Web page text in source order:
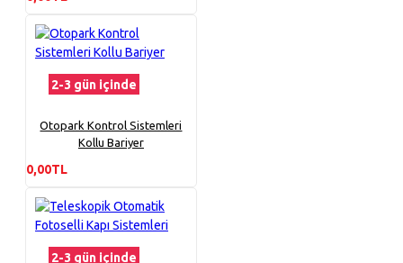
2-3 gün içinde
Otopark Kontrol Sistemleri
Kollu Bariyer
0,00TL
2-3 gün içinde